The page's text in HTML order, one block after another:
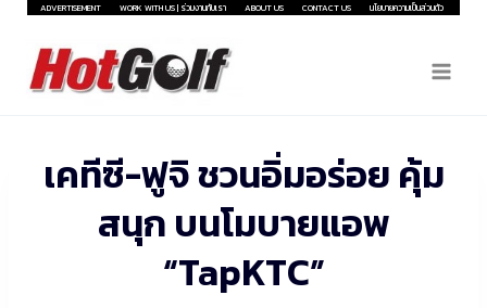
Skip
content
ADVERTISEMENT WORK WITH US | ร่วมงานกับเรา ABOUT US CONTACT US นโยบายความเป็นส่วนตัว
เคทีซี-ฟูจิ ชวนอิ่มอร่อย คุ้ม
สนุก บนโมบายแอพ
“TapKTC”